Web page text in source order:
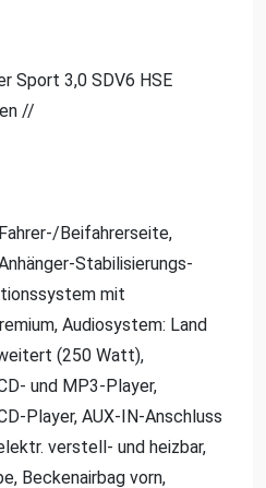
Sport 3,0 SDV6 HSE
//
Beifahrerseite,
Stabilisierungs-
mit
Audiosystem: Land
(250 Watt),
und MP3-Player,
Player, AUX-IN-Anschluss
verstell- und heizbar,
Beckenairbag vorn,